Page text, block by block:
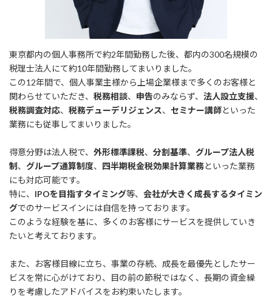
東京都内の個人事務所で約2年間勤務した後、都内の300名規模の
税理士法人にて約10年間勤務してまいりました。
この12年間で、個人事業主様から上場企業様まで多くのお客様と
関わらせていただき、 税務相談、 申告のみならず、 法人設立支援、
税務調査対応、 税務デューデリジェンス、 セミナー講師といった
業務にも従事してまいりました。
得意分野は法人税で、 外形標準課税、 分割基準、 グループ法人税
制、 グループ通算制度、 四半期税金税効果計算業務といった業務
にも対応可能です。
特に、 IPOを目指すタイミング等、 会社が大きく成長するタイミン
グでのサービスインには自信を持っております。
このような経験を基に、多くのお客様にサービスを提供していき
たいと考えております。
また、お客様目線に立ち、事業の存続、成長を最優先としたサー
ビスを常に心がけており、目の前の節税ではなく、長期の資金繰
りを考慮したアドバイスをお約束いたします。